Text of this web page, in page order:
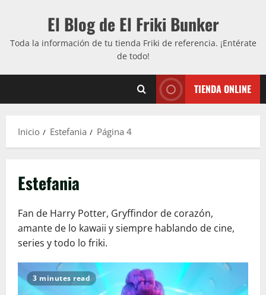
El Blog de El Friki Bunker
Toda la información de tu tienda Friki de referencia. ¡Entérate
de todo!
TIENDA ONLINE
Inicio Estefania Página 4
Estefania
Fan de Harry Potter, Gryffindor de corazón,
amante de lo kawaii y siempre hablando de cine,
series y todo lo friki.
3 minutes read